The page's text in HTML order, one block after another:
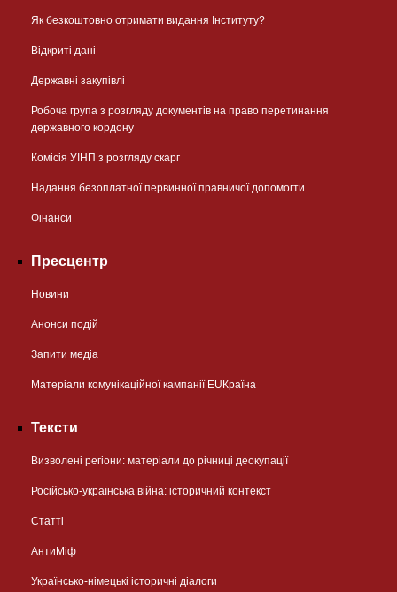
Як безкоштовно отримати видання Інституту?
Відкриті дані
Державні закупівлі
Робоча група з розгляду документів на право перетинання
державного кордону
Комісія УІНП з розгляду скарг
Надання безоплатної первинної правничої допомогти
Фінанси
Пресцентр
Новини
Анонси подій
Запити медіа
Матеріали комунікаційної кампанії EUКраїна
Тексти
Визволені регіони: матеріали до річниці деокупації
Російсько-українська війна: історичний контекст
Статті
АнтиМіф
Українсько-німецькі історичні діалоги